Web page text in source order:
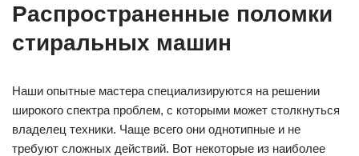
Распространенные поломки
стиральных машин
Наши опытные мастера специализируются на решении
широкого спектра проблем, с которыми может столкнуться
владелец техники. Чаще всего они однотипные и не
требуют сложных действий. Вот некоторые из наиболее